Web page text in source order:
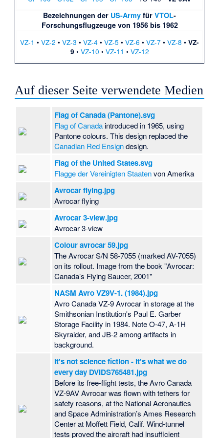
Bezeichnungen der US-Army für VTOL-
Forschungsflugzeugevon 1956 bis 1962
VZ-1 •VZ-2 •VZ-3 •VZ-4 •VZ-5 •VZ-6 •VZ-7 •VZ-8 •VZ-
9 • VZ-10 • VZ-11 • VZ-12
Auf dieser Seite verwendete Medien
Flag of Canada (Pantone).svg
Flag of Canada introduced in 1965, using
Pantone colours. This design replaced the
Canadian Red Ensigndesign.
Flag of the United States.svg
Flagge der Vereinigten Staatenvon Amerika
Avrocar flying.jpg
Avrocar flying
Avrocar 3-view.jpg
Avrocar 3-view
Colour avrocar 59.jpg
The Avrocar S/N 58-7055 (marked AV-7055)
on its rollout. Image from the book "Avrocar:
Canada’s Flying Saucer, 2001"
NASM Avro VZ9V-1. (1984).jpg
Avro Canada VZ-9 Avrocar in storage at the
Smithsonian Institution's Paul E. Garber
Storage Facility in 1984. Note O-47, A-1H
Skyraider, and JB-2 among artifacts in
background.
It's not science fiction - It's what we do
every day DVIDS765481.jpg
Before its free-flight tests, the Avro Canada
VZ-9AV Avrocar was flown with tethers for
safety reasons, at the National Aeronautics
and Space Administration’s Ames Research
Center at Moffett Field, Calif. Wind-tunnel
tests proved the aircraft had insufficient